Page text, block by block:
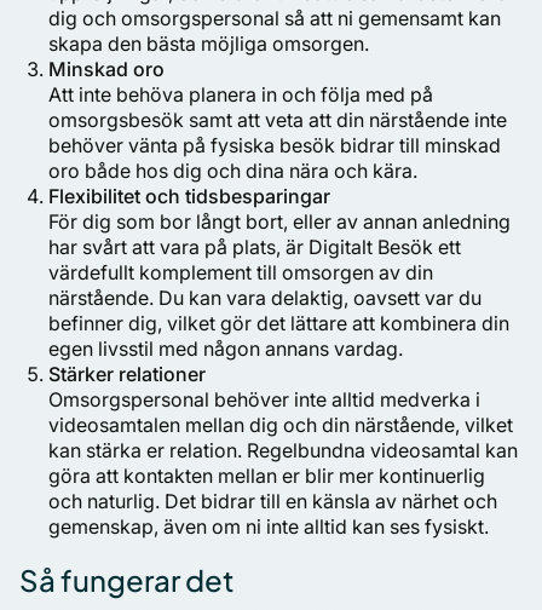
dig och omsorgspersonal så att ni gemensamt kan
skapa den bästa möjliga omsorgen.
Minskad oro
Att inte behöva planera in och följa med på
omsorgsbesök samt att veta att din närstående inte
behöver vänta på fysiska besök bidrar till minskad
oro både hos dig och dina nära och kära.
Flexibilitet och tidsbesparingar
För dig som bor långt bort, eller av annan anledning
har svårt att vara på plats, är Digitalt Besök ett
värdefullt komplement till omsorgen av din
närstående. Du kan vara delaktig, oavsett var du
befinner dig, vilket gör det lättare att kombinera din
egen livsstil med någon annans vardag.
Stärker relationer
Omsorgspersonal behöver inte alltid medverka i
videosamtalen mellan dig och din närstående, vilket
kan stärka er relation. Regelbundna videosamtal kan
göra att kontakten mellan er blir mer kontinuerlig
och naturlig. Det bidrar till en känsla av närhet och
gemenskap, även om ni inte alltid kan ses fysiskt.
Så fungerar det